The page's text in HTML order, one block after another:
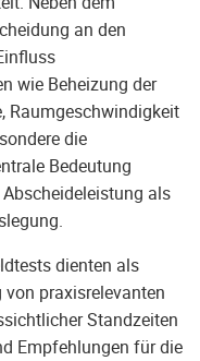
an den
wie Beheizung der
Raumgeschwindigkeit
die
Bedeutung
als
dienten als
praxisrelevanten
Standzeiten
Empfehlungen für die